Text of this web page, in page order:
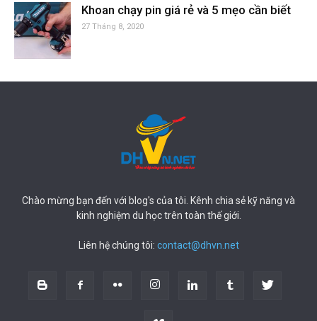
Khoan chạy pin giá rẻ và 5 mẹo cần biết
27 Tháng 8, 2020
Chào mừng bạn đến với blog's của tôi. Kênh chia sẻ kỹ năng và
kinh nghiệm du học trên toàn thế giới.
Liên hệ chúng tôi: contact@dhvn.net